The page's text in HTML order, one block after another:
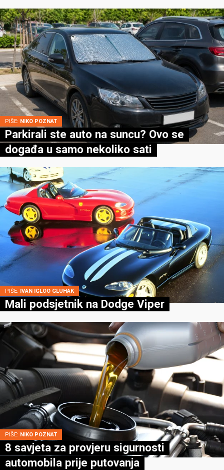
PIŠE: NIKO POZNAT
Parkirali ste auto na suncu? Ovo se
događa u samo nekoliko sati
PIŠE: IVAN IGLOO GLUHAK
Mali podsjetnik na Dodge Viper
PIŠE: NIKO POZNAT
8 savjeta za provjeru sigurnosti
automobila prije putovanja